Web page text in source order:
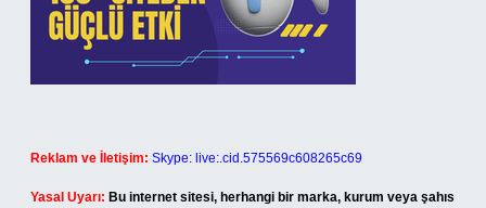
Reklam ve İletişim: Skype: live:.cid.575569c608265c69
Yasal Uyarı: Bu internet sitesi, herhangi bir marka, kurum veya şahıs